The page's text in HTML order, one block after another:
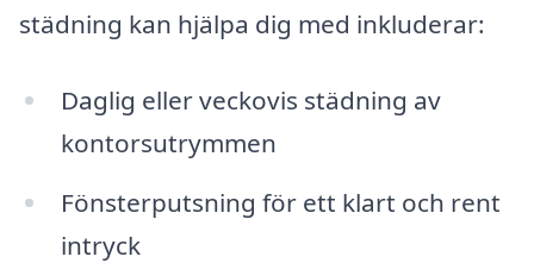
städning kan hjälpa dig med inkluderar:
Daglig eller veckovis städning av
kontorsutrymmen
Fönsterputsning för ett klart och rent
intryck